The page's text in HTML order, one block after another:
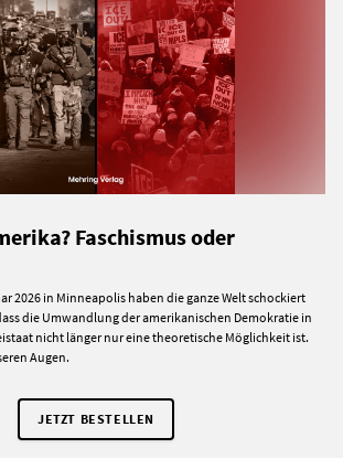
Faschismus oder
2026 in Minneapolis haben die ganze Welt schockiert
die Umwandlung der amerikanischen Demokratie in
nicht länger nur eine theoretische Möglichkeit ist.
Augen.
JETZT BESTELLEN